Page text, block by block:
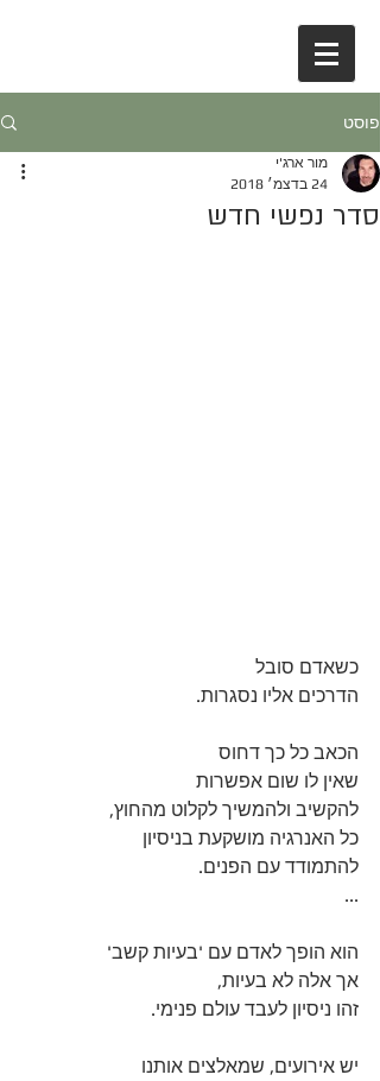
פוסט
סדר נפשי חדש
מור ארג'י
24 בדצמ׳ 2018
כשאדם סובל
הדרכים אליו נסגרות.
הכאב כל כך דחוס
שאין לו שום אפשרות
להקשיב ולהמשיך לקלוט מהחוץ,
כל האנרגיה מושקעת בניסיון
להתמודד עם הפנים.
...
הוא הופך לאדם עם 'בעיות קשב'
אך אלה לא בעיות,
זהו ניסיון לעבד עולם פנימי.
יש אירועים, שמאלצים אותנו